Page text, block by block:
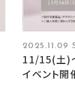
2025.11.09
11/15(土)
イベント開